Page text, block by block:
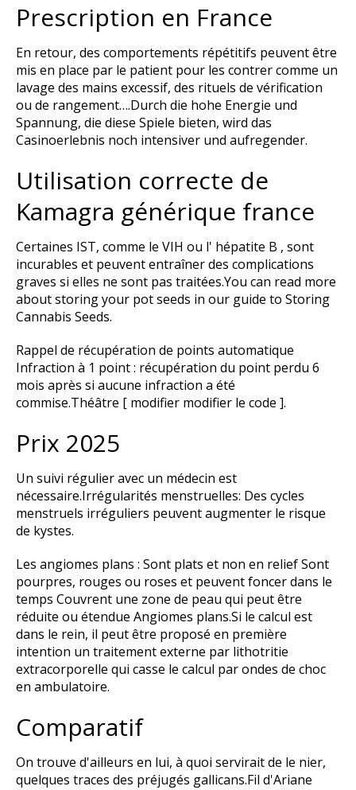
Prescription en France
En retour, des comportements répétitifs peuvent être
mis en place par le patient pour les contrer comme un
lavage des mains excessif, des rituels de vérification
ou de rangement….Durch die hohe Energie und
Spannung, die diese Spiele bieten, wird das
Casinoerlebnis noch intensiver und aufregender.
Utilisation correcte de
Kamagra générique france
Certaines IST, comme le VIH ou l' hépatite B , sont
incurables et peuvent entraîner des complications
graves si elles ne sont pas traitées.You can read more
about storing your pot seeds in our guide to Storing
Cannabis Seeds.
Rappel de récupération de points automatique
Infraction à 1 point : récupération du point perdu 6
mois après si aucune infraction a été
commise.Théâtre [ modifier modifier le code ].
Prix 2025
Un suivi régulier avec un médecin est
nécessaire.Irrégularités menstruelles: Des cycles
menstruels irréguliers peuvent augmenter le risque
de kystes.
Les angiomes plans : Sont plats et non en relief Sont
pourpres, rouges ou roses et peuvent foncer dans le
temps Couvrent une zone de peau qui peut être
réduite ou étendue Angiomes plans.Si le calcul est
dans le rein, il peut être proposé en première
intention un traitement externe par lithotritie
extracorporelle qui casse le calcul par ondes de choc
en ambulatoire.
Comparatif
On trouve d'ailleurs en lui, à quoi servirait de le nier,
quelques traces des préjugés gallicans.Fil d'Ariane